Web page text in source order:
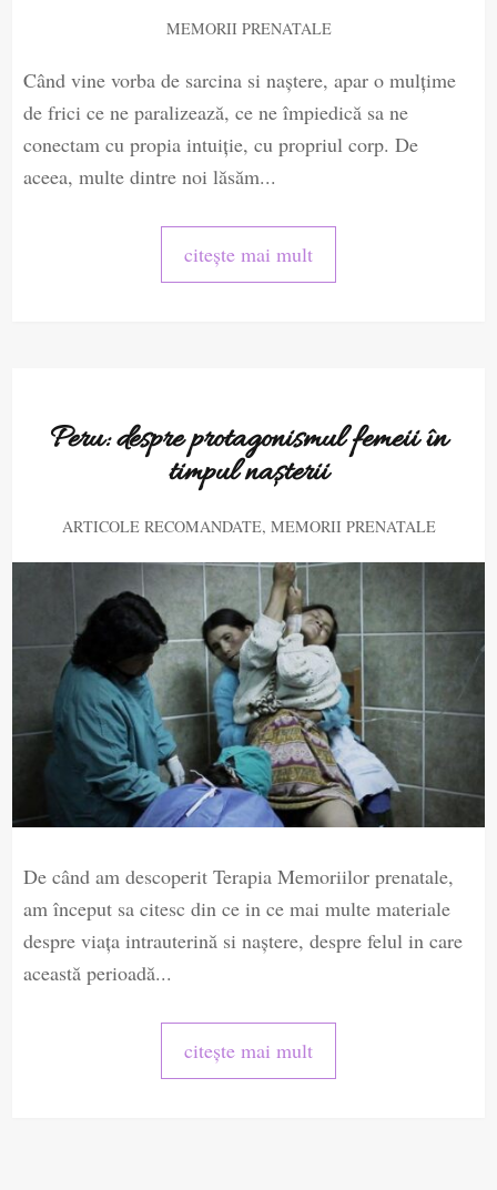
MEMORII PRENATALE
Când vine vorba de sarcina si naștere, apar o mulțime
de frici ce ne paralizează, ce ne împiedică sa ne
conectam cu propia intuiție, cu propriul corp. De
aceea, multe dintre noi lăsăm...
citește mai mult
Peru: despre protagonismul femeii în
timpul nașterii
ARTICOLE RECOMANDATE, MEMORII PRENATALE
De când am descoperit Terapia Memoriilor prenatale,
am început sa citesc din ce in ce mai multe materiale
despre viața intrauterină si naștere, despre felul in care
această perioadă...
citește mai mult